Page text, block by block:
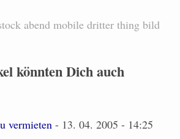
abend mobile dritter thing bild
könnten Dich auch
vermieten - 13. 04. 2005 - 14:25